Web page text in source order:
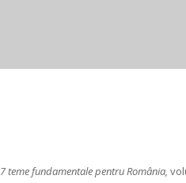
7 teme fundamentale pentru România,